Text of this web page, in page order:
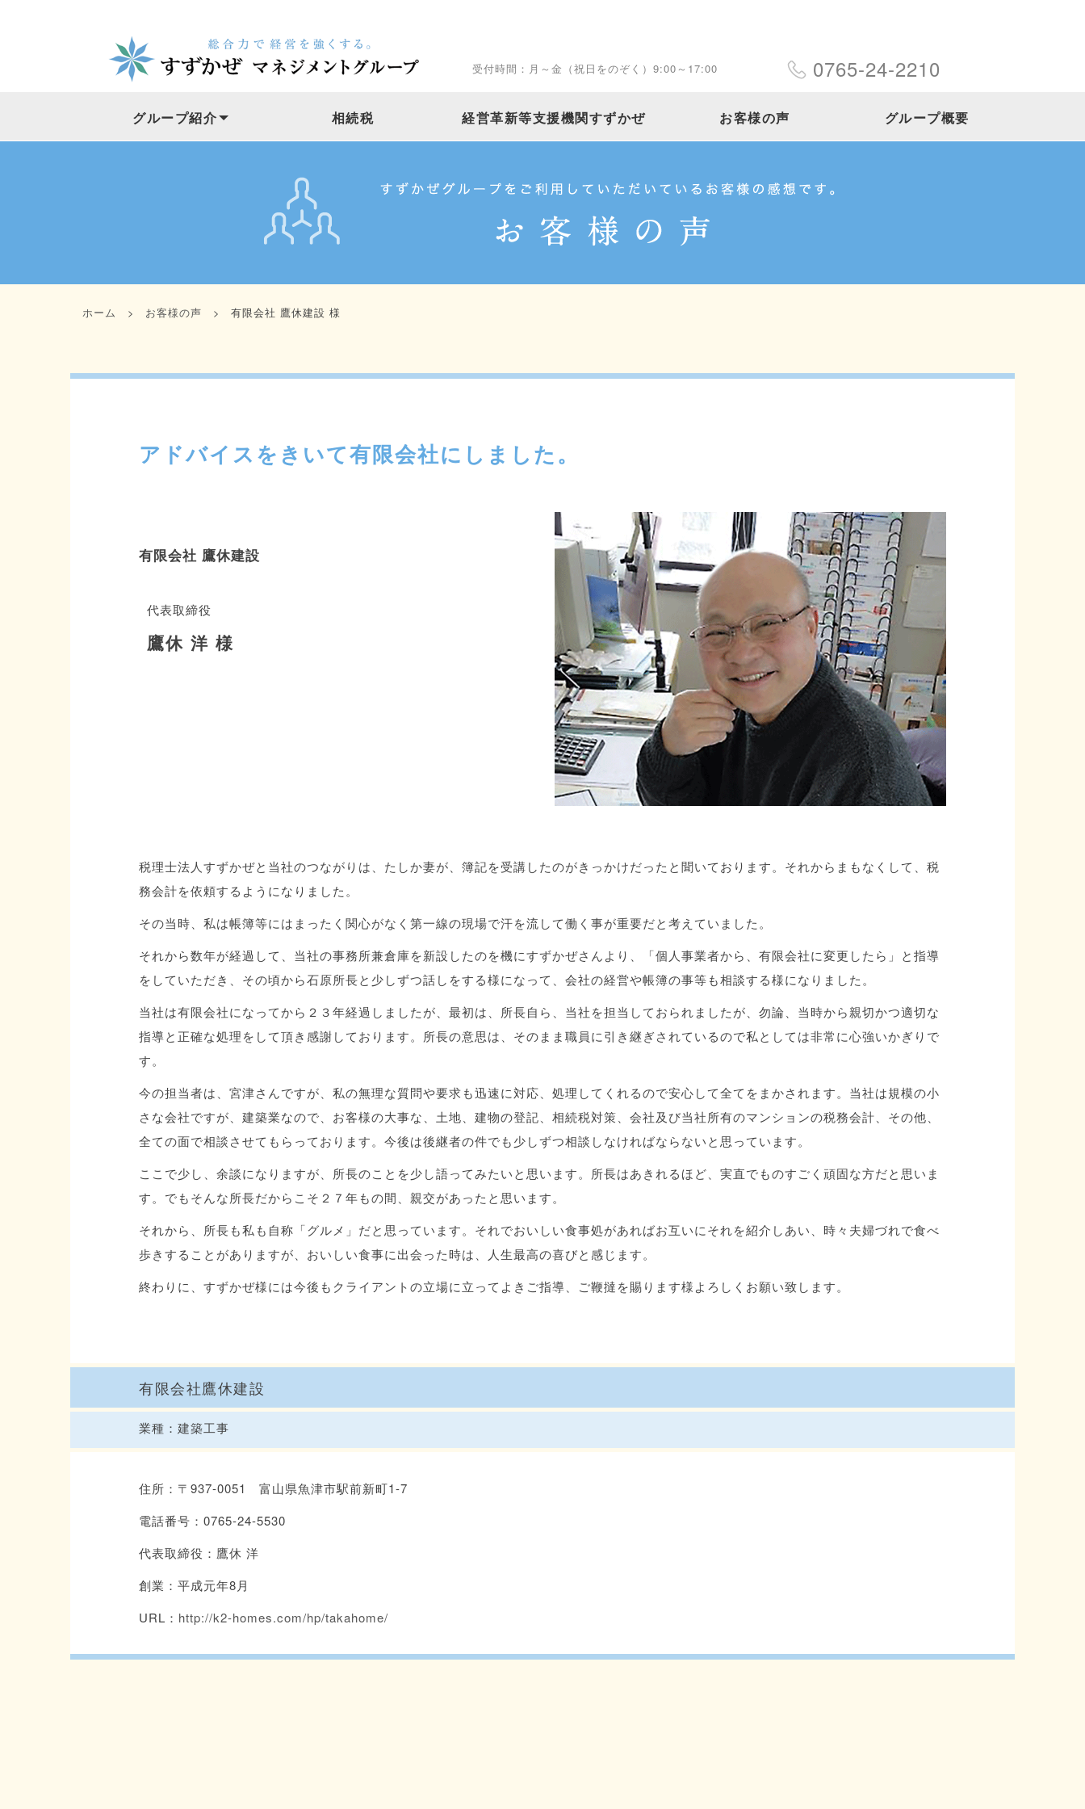
受付時間：月～金（祝日をのぞく）9:00～17:00 0765-24-2210
グループ紹介 相続税 経営革新等支援機関すずかぜ お客様の声 グループ概要
ホーム > お客様の声 > 有限会社 鷹休建設 様
アドバイスをきいて有限会社にしました。
有限会社 鷹休建設
代表取締役
鷹休 洋 様
税理士法人すずかぜと当社のつながりは、たしか妻が、簿記を受講したのがきっかけだったと聞いております。それからまもなくして、税
務会計を依頼するようになりました。
その当時、私は帳簿等にはまったく関心がなく第一線の現場で汗を流して働く事が重要だと考えていました。
それから数年が経過して、当社の事務所兼倉庫を新設したのを機にすずかぜさんより、「個人事業者から、有限会社に変更したら」と指導
をしていただき、その頃から石原所長と少しずつ話しをする様になって、会社の経営や帳簿の事等も相談する様になりました。
当社は有限会社になってから２３年経過しましたが、最初は、所長自ら、当社を担当しておられましたが、勿論、当時から親切かつ適切な
指導と正確な処理をして頂き感謝しております。所長の意思は、そのまま職員に引き継ぎされているので私としては非常に心強いかぎりで
す。
今の担当者は、宮津さんですが、私の無理な質問や要求も迅速に対応、処理してくれるので安心して全てをまかされます。当社は規模の小
さな会社ですが、建築業なので、お客様の大事な、土地、建物の登記、相続税対策、会社及び当社所有のマンションの税務会計、その他、
全ての面で相談させてもらっております。今後は後継者の件でも少しずつ相談しなければならないと思っています。
ここで少し、余談になりますが、所長のことを少し語ってみたいと思います。所長はあきれるほど、実直でものすごく頑固な方だと思いま
す。でもそんな所長だからこそ２７年もの間、親交があったと思います。
それから、所長も私も自称「グルメ」だと思っています。それでおいしい食事処があればお互いにそれを紹介しあい、時々夫婦づれで食べ
歩きすることがありますが、おいしい食事に出会った時は、人生最高の喜びと感じます。
終わりに、すずかぜ様には今後もクライアントの立場に立ってよきご指導、ご鞭撻を賜ります様よろしくお願い致します。
有限会社鷹休建設
業種：建築工事
住所：〒937-0051 富山県魚津市駅前新町1-7
電話番号：0765-24-5530
代表取締役：鷹休 洋
創業：平成元年8月
URL： http://k2-homes.com/hp/takahome/